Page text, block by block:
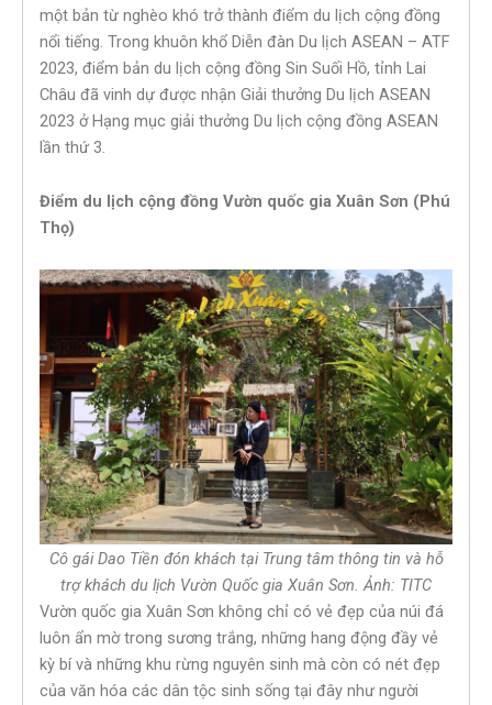
một bản từ nghèo khó trở thành điểm du lịch cộng đồng
nổi tiếng. Trong khuôn khổ Diễn đàn Du lịch ASEAN – ATF
2023, điểm bản du lịch cộng đồng Sin Suối Hồ, tỉnh Lai
Châu đã vinh dự được nhận Giải thưởng Du lịch ASEAN
2023 ở Hạng mục giải thưởng Du lịch cộng đồng ASEAN
lần thứ 3.
Điểm du lịch cộng đồng Vườn quốc gia Xuân Sơn (Phú
Thọ)
Cô gái Dao Tiền đón khách tại Trung tâm thông tin và hỗ
trợ khách du lịch Vườn Quốc gia Xuân Sơn. Ảnh: TITC
Vườn quốc gia Xuân Sơn không chỉ có vẻ đẹp của núi đá
luôn ẩn mờ trong sương trắng, những hang động đầy vẻ
kỳ bí và những khu rừng nguyên sinh mà còn có nét đẹp
của văn hóa các dân tộc sinh sống tại đây như người